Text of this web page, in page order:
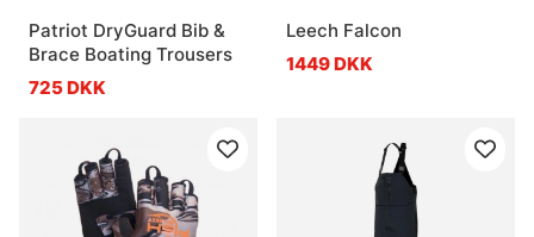
Patriot DryGuard Bib &
Brace Boating Trousers
725 DKK
Leech Falcon
1449 DKK